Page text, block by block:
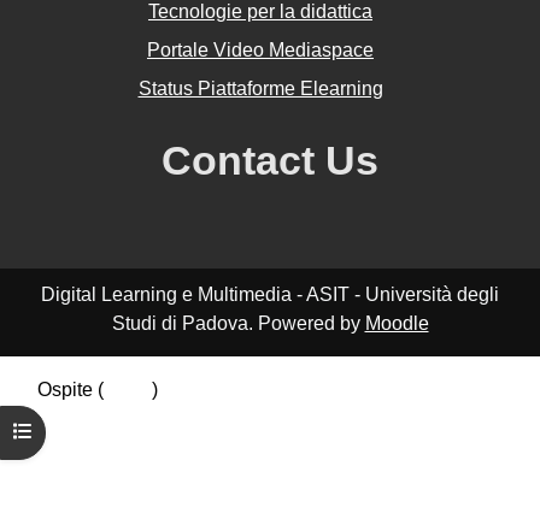
Apri indice del corso
Tecnologie per la didattica
Portale Video Mediaspace
Status Piattaforme Elearning
Contact Us
Digital Learning e Multimedia - ASIT - Università degli
Studi di Padova. Powered by Moodle
Ospite (
)
Riepilogo della conservazione dei dati
Politiche